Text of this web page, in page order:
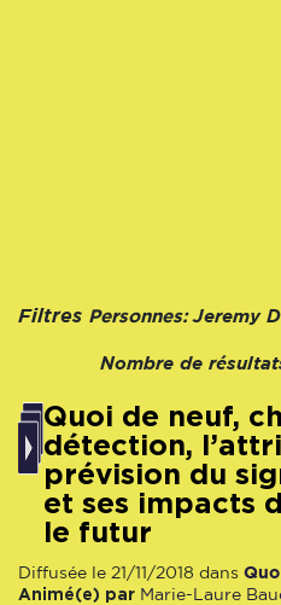
Filtres Personnes: Jeremy
Nombre de
Quoi de neuf, chercheurs ? : La
détection,
prévision du
et ses impacts
le futur
Diffusée le 21/11/2018 dans
Animé(e) par Marie-Laure